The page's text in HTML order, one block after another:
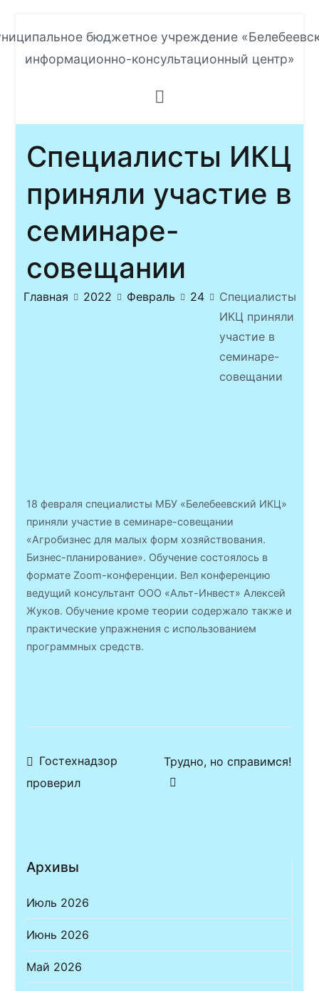
к
содержимому
бюджетное учреждение
информационно-консультационный центр»
Специалисты ИКЦ
приняли участие в
семинаре-
совещании
Главная 2022 Февраль 24
Специалисты
ИКЦ приняли
участие в
семинаре-
совещании
18 февраля специалисты МБУ «Белебеевский ИКЦ»
приняли участие в семинаре-совещании
«Агробизнес для малых форм хозяйствования.
Бизнес-планирование». Обучение состоялось в
формате Zoom-конференции. Вел конференцию
ведущий консультант ООО «Альт-Инвест» Алексей
Жуков. Обучение кроме теории содержало также и
практические упражнения с использованием
программных средств.
Навигация
по
Гостехнадзор
проверил
Трудно, но справимся!
Архивы
Июль 2026
Июнь 2026
Май 2026